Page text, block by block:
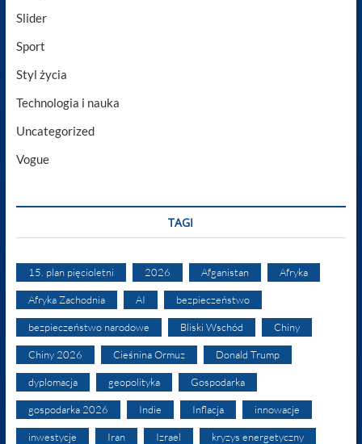
Slider
Sport
Styl życia
Technologia i nauka
Uncategorized
Vogue
TAGI
15. plan pięcioletni 2026 Afganistan Afryka
Afryka Zachodnia AI bezpieczeństwo
bezpieczeństwo narodowe Bliski Wschód Chiny
Chiny 2026 Cieśnina Ormuz Donald Trump
dyplomacja geopolityka Gospodarka
gospodarka 2026 Indie Inflacja innowacje
inwestycje Iran Izrael kryzys energetyczny